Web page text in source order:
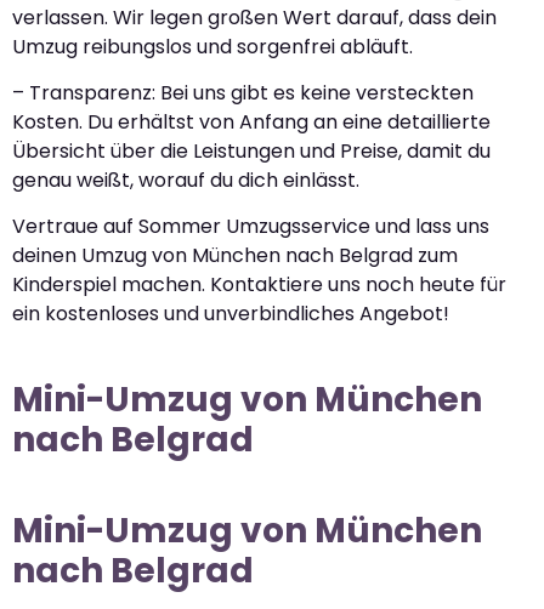
verlassen. Wir legen großen Wert darauf, dass dein
Umzug reibungslos und sorgenfrei abläuft.
– Transparenz: Bei uns gibt es keine versteckten
Kosten. Du erhältst von Anfang an eine detaillierte
Übersicht über die Leistungen und Preise, damit du
genau weißt, worauf du dich einlässt.
Vertraue auf Sommer Umzugsservice und lass uns
deinen Umzug von München nach Belgrad zum
Kinderspiel machen. Kontaktiere uns noch heute für
ein kostenloses und unverbindliches Angebot!
Mini-Umzug von München
nach Belgrad
Mini-Umzug von München
nach Belgrad